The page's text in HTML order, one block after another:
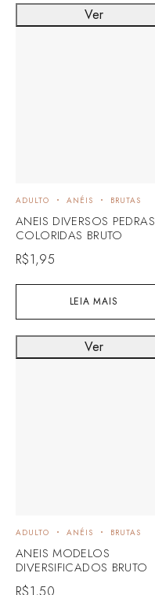
LEIA MAIS
ADULTO ANÉIS BRUTAS
ANEIS DIVERSOS PEDRAS
COLORIDAS BRUTO
R$1,95
Ver
ADULTO ANÉIS BRUTAS
ANEIS MODELOS
DIVERSIFICADOS BRUTO
R$1,50
Ver